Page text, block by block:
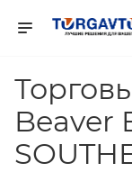
Beaver